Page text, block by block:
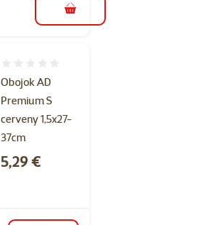
do košíka
Obojok AD
Premium S
cerveny 1,5x27-
37cm
Cena
5,29 €